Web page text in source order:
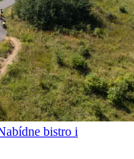
bistro i